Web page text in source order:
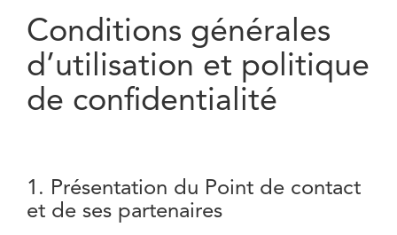
Conditions générales
d’utilisation et politique
de confidentialité
1. Présentation du Point de contact
et de ses partenaires